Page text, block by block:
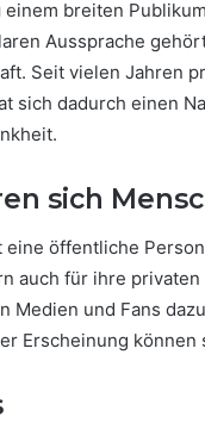
einem breiten
Aussprache
Seit vielen Jahren
sich dadurch einen
sich
eine öffentliche
auch für ihre
Medien und Fans
Erscheinung